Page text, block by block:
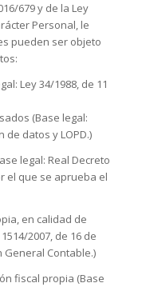
679 y de la Ley
Personal, le
pueden ser objeto
Ley 34/1988, de 11
(Base legal:
de datos y LOPD.)
legal: Real Decreto
el que se aprueba el
en calidad de
2007, de 16 de
General Contable.)
fiscal propia (Base